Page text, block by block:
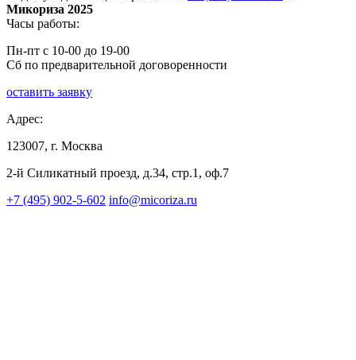
Микориза 2025
Часы работы:
Пн-пт с 10-00 до 19-00
Сб по предварительной договоренности
оставить заявку
Адрес:
123007, г. Москва
2-й Силикатный проезд, д.34, стр.1, оф.7
+7 (495) 902-5-602 info@micoriza.ru